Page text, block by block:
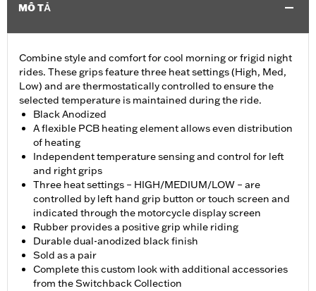
MÔ TẢ
Combine style and comfort for cool morning or frigid night
rides. These grips feature three heat settings (High, Med,
Low) and are thermostatically controlled to ensure the
selected temperature is maintained during the ride.
Black Anodized
A flexible PCB heating element allows even distribution
of heating
Independent temperature sensing and control for left
and right grips
Three heat settings – HIGH/MEDIUM/LOW – are
controlled by left hand grip button or touch screen and
indicated through the motorcycle display screen
Rubber provides a positive grip while riding
Durable dual-anodized black finish
Sold as a pair
Complete this custom look with additional accessories
from the Switchback Collection